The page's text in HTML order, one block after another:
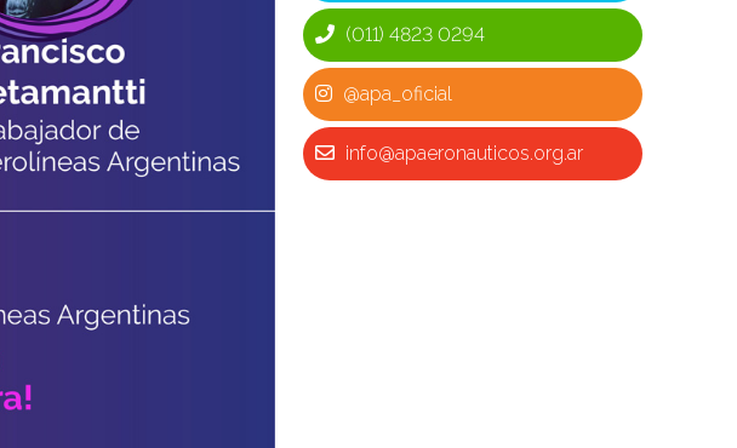
(011) 4823 0294
@apa_oficial
info@apaeronauticos.org.ar